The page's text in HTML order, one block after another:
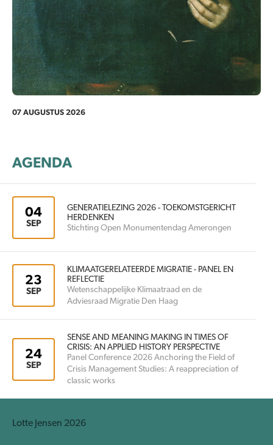
07 AUGUSTUS 2026
AGENDA
04
SEP
GENERATIELEZING 2026 - TOEKOMSTGERICHT
HERDENKEN
Stichting Open Monumentendag Amerongen
23
SEP
KLIMAATGERELATEERDE MIGRATIE - PANEL EN
REFLECTIE
Wetenschappelijke Klimaatraad en de
Adviesraad Migratie Den Haag
24
SEP
SENSE AND MEANING MAKING IN TIMES OF
CRISIS: AN APPLIED HISTORY PERSPECTIVE
Panel Conference 2026 Anchoring the Field of
Crisis Management Studies: A reappreciation of
classic works
Lotte Jensen 2026